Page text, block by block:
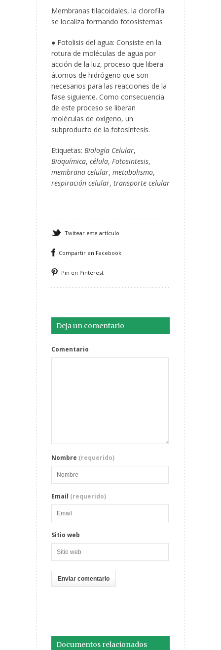
Membranas tilacoidales, la clorofila
se localiza formando fotosistemas
● Fotolisis del agua: Consiste en la
rotura de moléculas de agua por
acción de la luz, proceso que libera
átomos de hidrógeno que son
necesarios para las reacciones de la
fase siguiente. Como consecuencia
de este proceso se liberan
moléculas de oxígeno, un
subproducto de la fotosíntesis.
Etiquetas: Biología Celular,
Bioquímica, célula, Fotosintesis,
membrana celular, metabolismo,
respiración celular, transporte celular
Twitear este artículo
Compartir en Facebook
Pin en Pinterest
Deja un comentario
Comentario
Nombre (requerido)
Email (requerido)
Sitio web
Documentos relacionados